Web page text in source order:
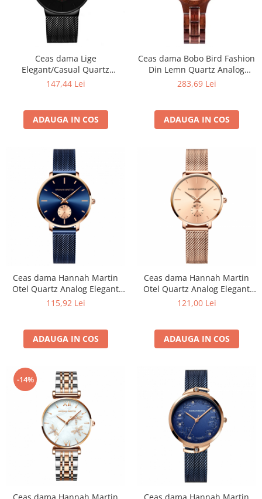
Ceas dama Lige
Elegant/Casual Quartz
Fashion Analog Otel Negru
147,44 Lei
ADAUGA IN COS
Ceas dama Bobo Bird Fashion
Din Lemn Quartz Analog
Elegant
283,69 Lei
ADAUGA IN COS
Ceas dama Hannah Martin
Otel Quartz Analog Elegant
Bratara reglabila
115,92 Lei
ADAUGA IN COS
Ceas dama Hannah Martin
Otel Quartz Analog Elegant
Bratara reglabila Auriu Rose
121,00 Lei
ADAUGA IN COS
-14%